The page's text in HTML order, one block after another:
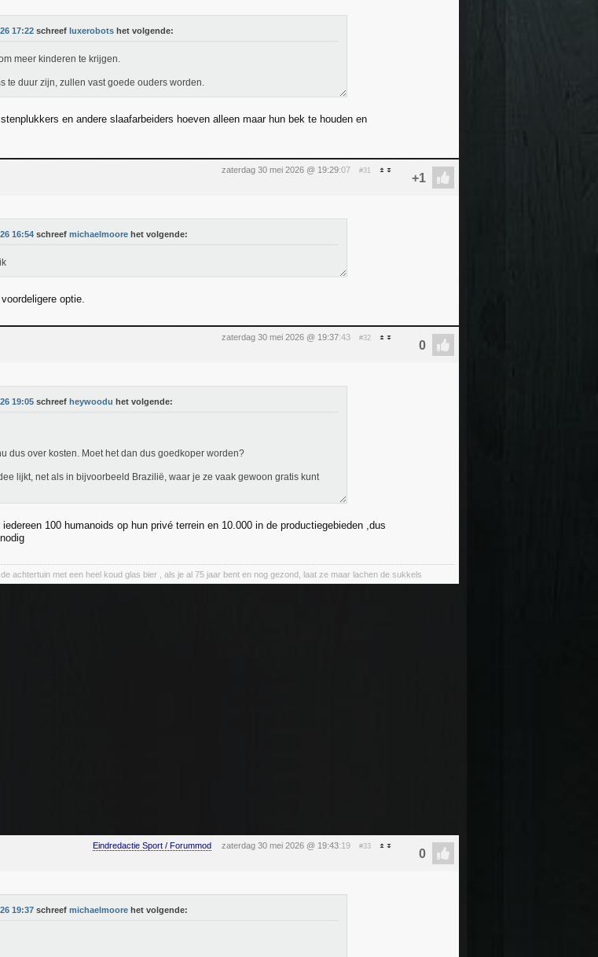
17:22 schreef luxerobots het volgende:
meer kinderen te krijgen.
te duur zijn, zullen vast goede ouders worden.
en andere slaafarbeiders hoeven alleen maar hun bek te houden en
zaterdag 30 mei 2026 @ 19:29:07 #31
16:54 schreef michaelmoore het volgende:
optie.
zaterdag 30 mei 2026 @ 19:37:43 #32
19:05 schreef heywoodu het volgende:
dus over kosten. Moet het dan dus goedkoper worden?
lijkt, net als in bijvoorbeeld Brazilië, waar je ze vaak gewoon gratis kunt
100 humanoids op hun privé terrein en 10.000 in de productiegebieden ,dus
achtertuin met een heel koud glas bier , als je al 75 jaar bent en nog gezond, laat ze maar lachen de sukkels
Eindredactie Sport / Forummod zaterdag 30 mei 2026 @ 19:43:19 #33
19:37 schreef michaelmoore het volgende: